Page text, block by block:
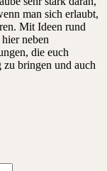
man sich erlaubt,
Mit Ideen rund
neben
die euch
bringen und auch